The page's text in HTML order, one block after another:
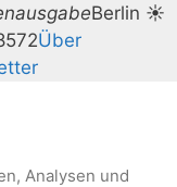
Berlin ☀
Über
Analysen und